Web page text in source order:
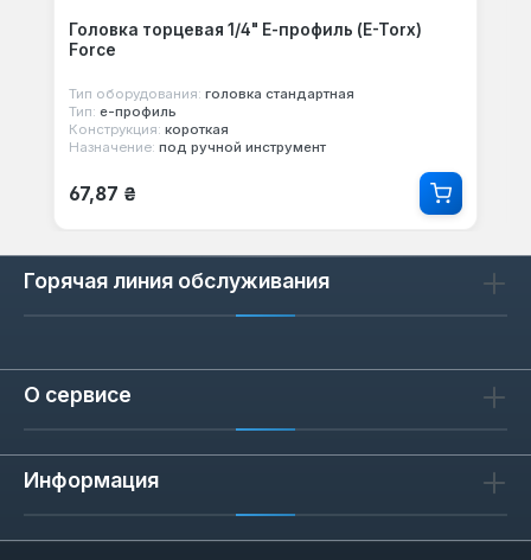
Головка торцевая 1/4" Е-профиль (E-Torx)
Force
Тип оборудования: головка стандартная
Тип: е-профиль
Конструкция: короткая
Назначение: под ручной инструмент
Обычная цена:
67,87 ₴
Горячая линия обслуживания
О сервисе
Информация